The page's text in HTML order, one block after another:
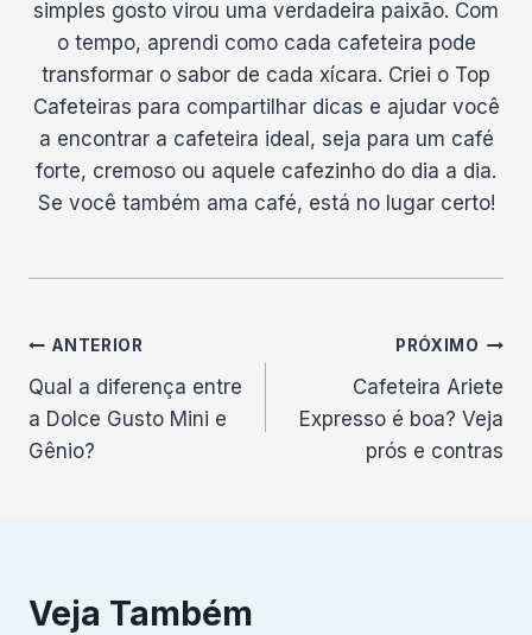
simples gosto virou uma verdadeira paixão. Com
o tempo, aprendi como cada cafeteira pode
transformar o sabor de cada xícara. Criei o Top
Cafeteiras para compartilhar dicas e ajudar você
a encontrar a cafeteira ideal, seja para um café
forte, cremoso ou aquele cafezinho do dia a dia.
Se você também ama café, está no lugar certo!
Navegação
de
Post
ANTERIOR
Qual a diferença entre
a Dolce Gusto Mini e
Gênio?
PRÓXIMO
Cafeteira Ariete
Expresso é boa? Veja
prós e contras
Veja Também